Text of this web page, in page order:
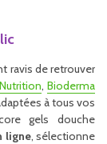
ravis de retrouver
,Bioderma
à tous vos
gels douche
ligne, sélectionne